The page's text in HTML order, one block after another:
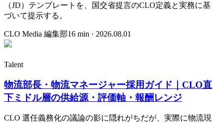
（JD）テンプレートを、国交省提言のCLO定義と実務に基
づいて提示する。
CLO Media 編集部16 min · 2026.08.01
Talent
物流部長・物流マネージャー採用ガイド｜CLO直
下ミドル層の供給源・評価軸・報酬レンジ
CLO 選任義務化の議論の影に隠れがちだが、実際に物流現